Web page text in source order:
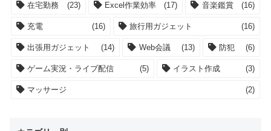
在宅勤務 (23) Excel作業効率 (17) 音楽鑑賞 (16)
充電 (16) 旅行用ガジェット (16)
出張用ガジェット (14) Web会議 (13) 防犯 (6)
ゲーム実況・ライブ配信 (5) イラスト作成 (3)
マッサージ (2)